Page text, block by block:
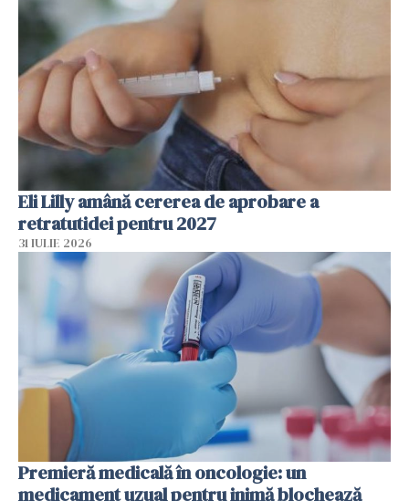
Eli Lilly amână cererea de aprobare a
retratutidei pentru 2027
31 IULIE 2026
Premieră medicală în oncologie: un
medicament uzual pentru inimă blochează